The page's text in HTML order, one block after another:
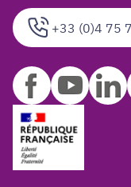
+33 (0)4 75